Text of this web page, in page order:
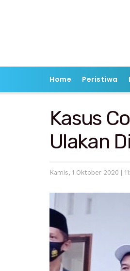
Home Peristiwa
Kasus
Ulakan
Kamis, 1 Oktober 2020 |